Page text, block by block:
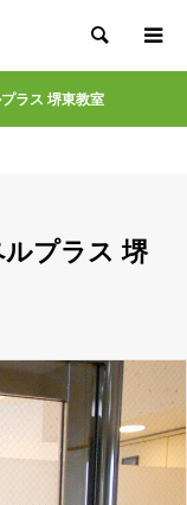
検索
ラス 堺東教室
ルプラス 堺